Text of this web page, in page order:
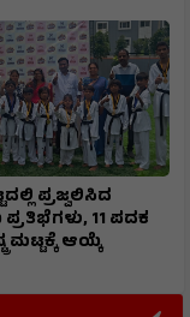
ಪ್ರಜ್ವಲಿಸಿದ
11 ಪದಕ
ಮಟ್ಟಕ್ಕೆ ಆಯ್ಕೆ